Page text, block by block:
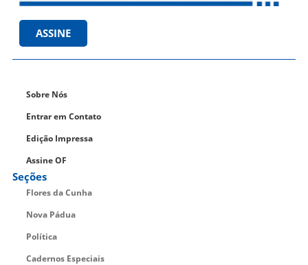
ASSINE
Sobre Nós
Entrar em Contato
Edição Impressa
Assine OF
Seções
Flores da Cunha
Nova Pádua
Política
Cadernos Especiais